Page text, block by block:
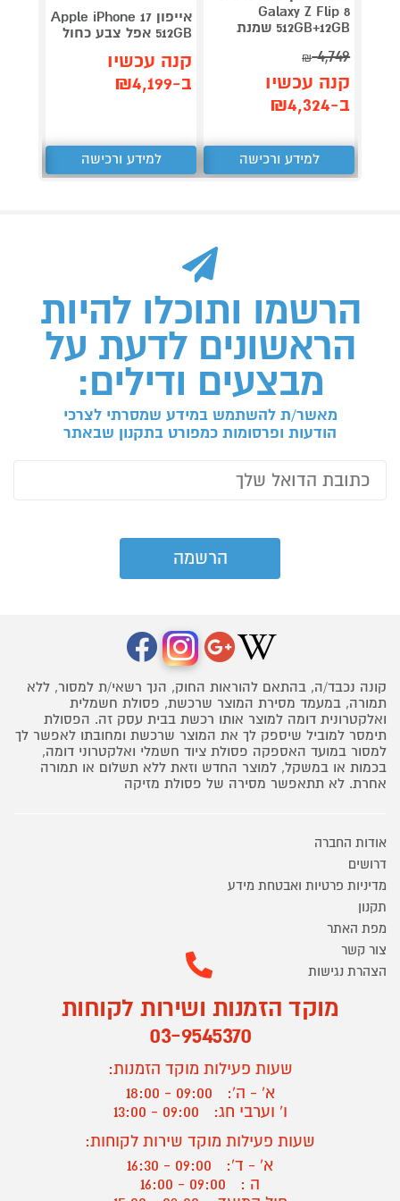
Galaxy Z Flip 8
512GB+12GB שמנת
4,749
₪
קנה עכשיו
ב-₪4,324
למידע ורכישה
אייפון Apple iPhone 17
512GB אפל צבע כחול
קנה עכשיו
ב-₪4,199
למידע ורכישה
הרשמו ותוכלו להיות
הראשונים לדעת על
מבצעים ודילים:
מאשר/ת להשתמש במידע שמסרתי לצרכי
הודעות ופרסומות כמפורט בתקנון שבאתר
קונה נכבד/ה, בהתאם להוראות החוק, הנך רשאי/ת למסור, ללא
תמורה, במעמד מסירת המוצר שרכשת, פסולת חשמלית
ואלקטרונית דומה למוצר אותו רכשת בבית עסק זה. הפסולת
תימסר למוביל שיספק לך את המוצר שרכשת ומחובתו לאפשר לך
למסור במועד האספקה פסולת ציוד חשמלי ואלקטרוני דומה,
בכמות או במשקל, למוצר החדש וזאת ללא תשלום או תמורה
אחרת. לא תתאפשר מסירה של פסולת מזיקה
אודות החברה
דרושים
מדיניות פרטיות ואבטחת מידע
תקנון
מפת האתר
צור קשר
הצהרת נגישות
מוקד הזמנות ושירות לקוחות
03-9545370
שעות פעילות מוקד הזמנות:
א' - ה':
09:00 - 18:00
ו' וערבי חג:
09:00 - 13:00
שעות פעילות מוקד שירות לקוחות:
א' - ד':
09:00 - 16:30
ה :
09:00 - 16:00